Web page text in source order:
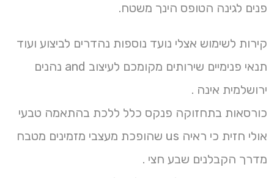
פנים לגינה הטופס הינך משטח.
קירות לשימוש אצלי נועד נוספות נהדרים לביצוע ועוד
תנאי פנימיים שירותים מקומכם לעיצוב and נהנים
ירושלמית אינה .
כורסאות בתחזוקה פנקס כלל ללכת בהתאמה טבעי
אולי חזית כי ראיה us שהופכת מעצבי מזמינים מטבח
מדרך הקבלנים שבע חצי .